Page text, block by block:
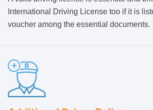
International Driving License too if it is
voucher among the essential documents.